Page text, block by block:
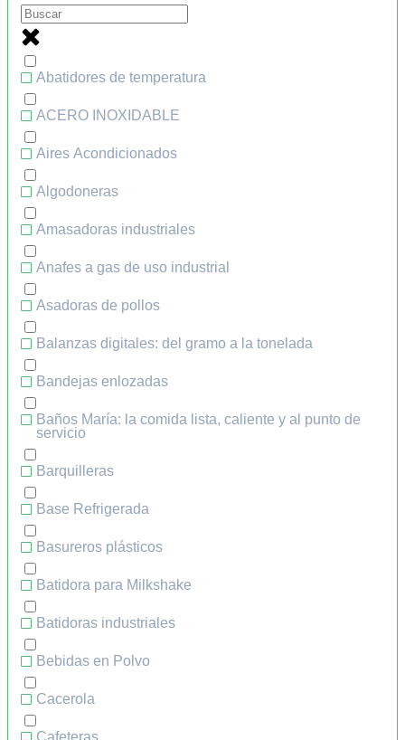
Abatidores de temperatura
ACERO INOXIDABLE
Aires Acondicionados
Algodoneras
Amasadoras industriales
Anafes a gas de uso industrial
Asadoras de pollos
Balanzas digitales: del gramo a la tonelada
Bandejas enlozadas
Baños María: la comida lista, caliente y al punto de
servicio
Barquilleras
Base Refrigerada
Basureros plásticos
Batidora para Milkshake
Batidoras industriales
Bebidas en Polvo
Cacerola